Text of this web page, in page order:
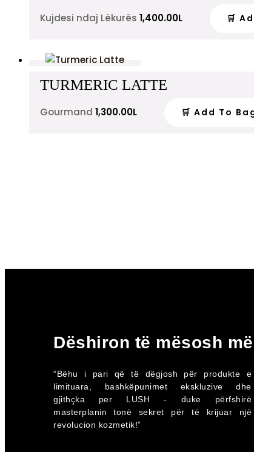
Kujdesi ndaj Lëkurës 1,400.00L 🛒
TURMERIC LATTE
Gourmand 1,300.00L 🛒 Add To
Dëshiron të mësosh
“Bëhu i pari që të dëgjosh për produkte e
limituara, bashkëpunimet ekskluzive dhe
gjithçka per LUSH - duke përfshirë
masterplanin tonë sekret për të krijuar një
revolucion kozmetik!”